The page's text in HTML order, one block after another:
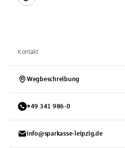
Kontakt
Wegbeschreibung
+49 341 986-0
info@sparkasse-leipzig.de